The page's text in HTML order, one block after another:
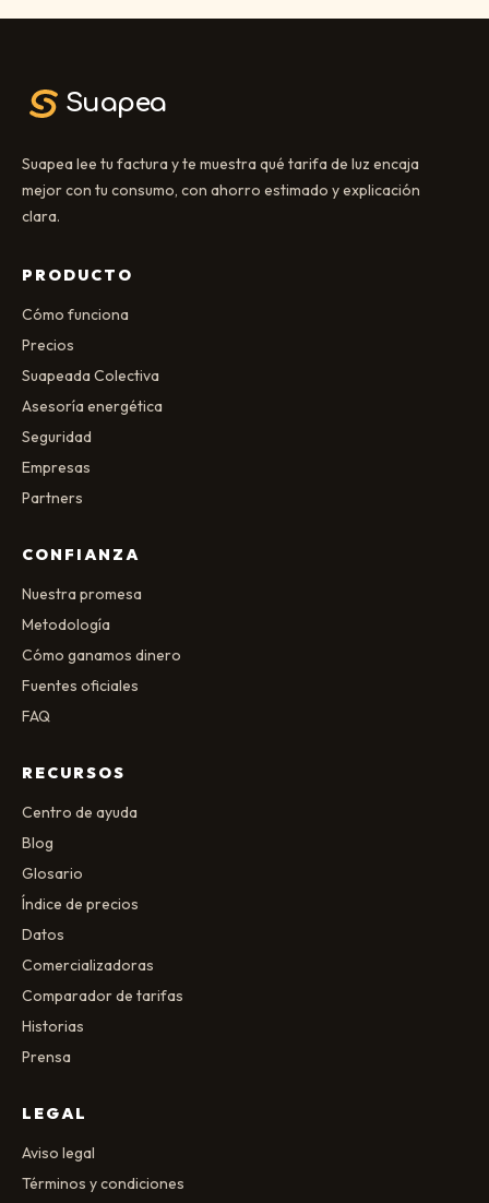
Suapea
Suapea lee tu factura y te muestra qué tarifa de luz encaja
mejor con tu consumo, con ahorro estimado y explicación
clara.
PRODUCTO
Cómo funciona
Precios
Suapeada Colectiva
Asesoría energética
Seguridad
Empresas
Partners
CONFIANZA
Nuestra promesa
Metodología
Cómo ganamos dinero
Fuentes oficiales
FAQ
RECURSOS
Centro de ayuda
Blog
Glosario
Índice de precios
Datos
Comercializadoras
Comparador de tarifas
Historias
Prensa
LEGAL
Aviso legal
Términos y condiciones